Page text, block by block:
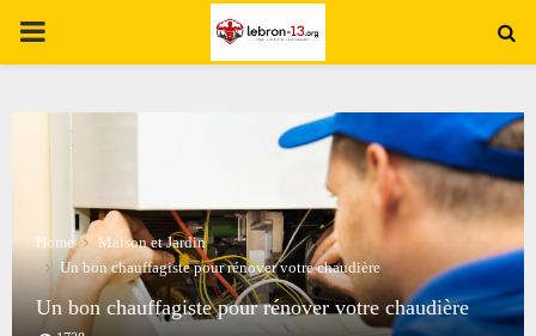
PRIMARY
Home
Maison et Jardin
Un bon chauffagiste pour rénover votre chaudière
Un bon chauffagiste pour rénover votre chaudière